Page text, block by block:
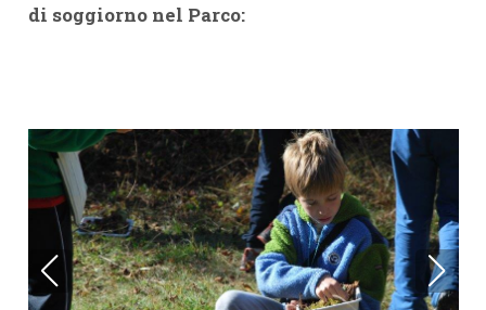
di soggiorno nel Parco: